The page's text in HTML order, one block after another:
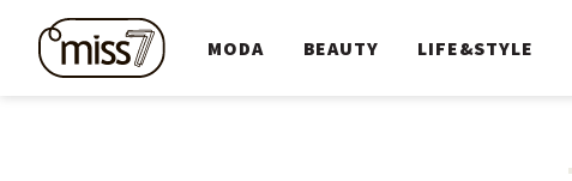
MODA BEAUTY LIFE&STYLE